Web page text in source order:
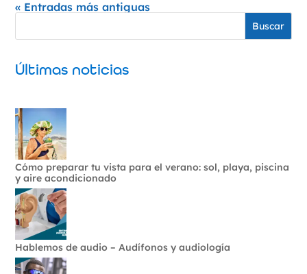
« Entradas más antiguas
Buscar
Últimas noticias
Cómo preparar tu vista para el verano: sol, playa, piscina
y aire acondicionado
Hablemos de audio – Audífonos y audiología